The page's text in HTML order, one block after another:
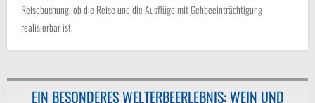
Reisebuchung, ob die Reise und die Ausflüge mit Gehbeeinträchtigung
realisierbar ist.
EIN BESONDERES WELTERBEERLEBNIS: WEIN UND